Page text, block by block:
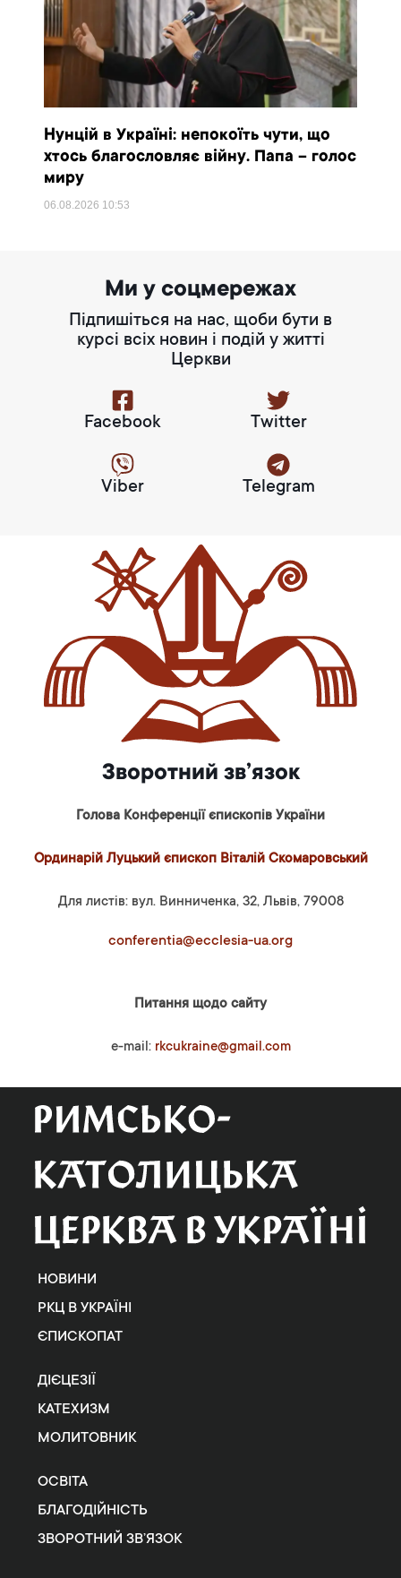
Нунцій в Україні: непокоїть чути, що
хтось благословляє війну. Папа – голос
миру
06.08.2026 10:53
Ми у соцмережах
Підпишіться на нас, щоби бути в
курсі всіх новин і подій у житті
Церкви
Facebook Twitter
Viber Telegram
Зворотний зв’язок
Голова Конференції єпископів України
Ординарій Луцький єпископ Віталій Скомаровський
Для листів: вул. Винниченка, 32, Львів, 79008
conferentia@ecclesia-ua.org
Питання щодо сайту
e-mail: rkcukraine@gmail.com
НОВИНИ
РКЦ В УКРАЇНІ
ЄПИСКОПАТ
ДІЄЦЕЗІЇ
КАТЕХИЗМ
МОЛИТОВНИК
ОСВІТА
БЛАГОДІЙНІСТЬ
ЗВОРОТНИЙ ЗВ’ЯЗОК